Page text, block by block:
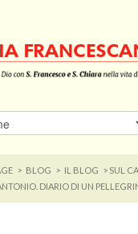
> BLOG > IL BLOG
> SUL
DIARIO DI UN